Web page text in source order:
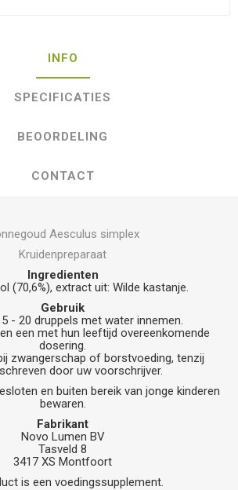
INFO
SPECIFICATIES
BEOORDELING
CONTACT
Aesculus simplex
Kruidenpreparaat
Ingredienten
(70,6%), extract uit: Wilde kastanje.
Gebruik
- 20 druppels met water innemen.
een met hun leeftijd overeenkomende
dosering.
zwangerschap of borstvoeding, tenzij
door uw voorschrijver.
en buiten bereik van jonge kinderen
bewaren.
Fabrikant
Novo Lumen BV
Tasveld 8
3417 XS Montfoort
is een voedingssupplement.